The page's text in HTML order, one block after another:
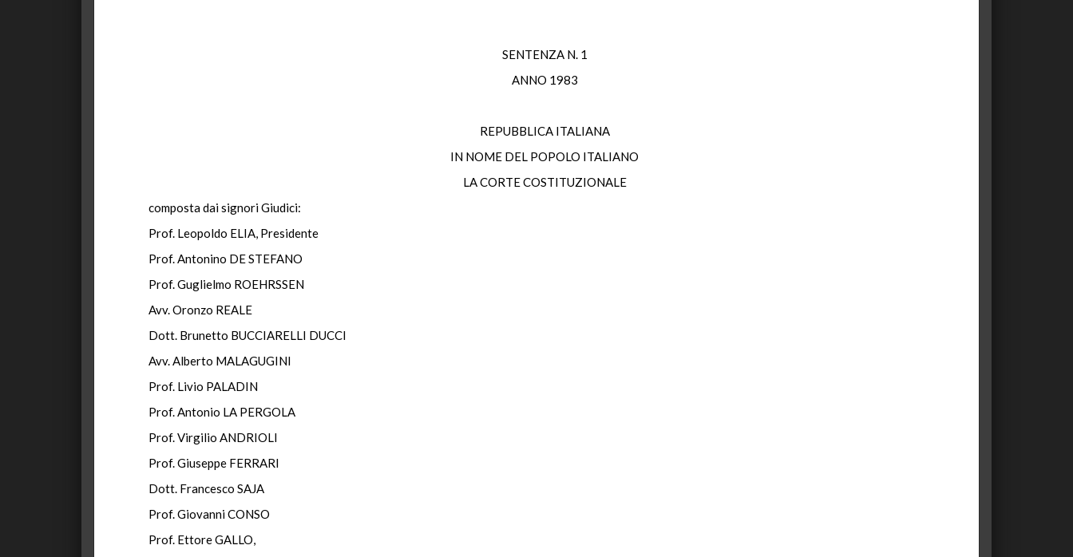
SENTENZA N. 1
ANNO 1983
REPUBBLICA ITALIANA
IN NOME DEL POPOLO ITALIANO
LA CORTE COSTITUZIONALE
composta dai signori Giudici:
Prof. Leopoldo ELIA, Presidente
Prof. Antonino DE STEFANO
Prof. Guglielmo ROEHRSSEN
Avv. Oronzo REALE
Dott. Brunetto BUCCIARELLI DUCCI
Avv. Alberto MALAGUGINI
Prof. Livio PALADIN
Prof. Antonio LA PERGOLA
Prof. Virgilio ANDRIOLI
Prof. Giuseppe FERRARI
Dott. Francesco SAJA
Prof. Giovanni CONSO
Prof. Ettore GALLO,